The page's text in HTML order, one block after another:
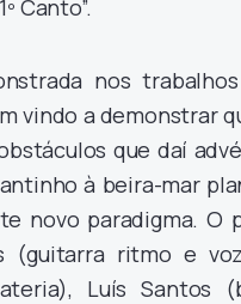
Canto”.
nos
vindo a demonstrar
que daí
à beira-mar
novo paradigma. O
(guitarra ritmo e
Luís Santos